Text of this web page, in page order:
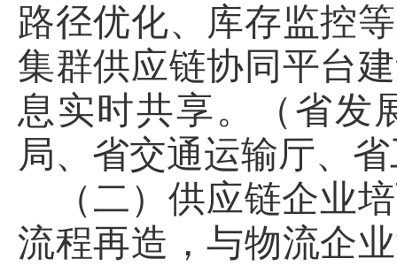
路径优化、库存监控
集群供应链协同平台
息实时共享。（省发
局、省交通运输厅、
（二）供应链企业
流程再造，与物流企